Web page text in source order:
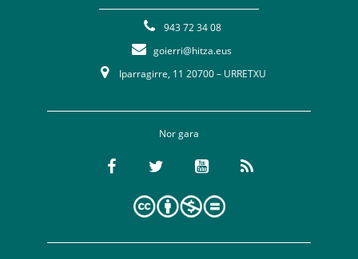
943 72 34 08
goierri@hitza.eus
Iparragirre, 11 20700 – URRETXU
Nor gara